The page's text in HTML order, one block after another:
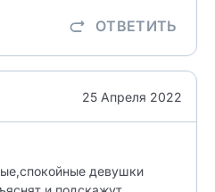
ОТВЕТИТЬ
25 Апреля 2022
девушки
отзыва
ОТЗЫВ